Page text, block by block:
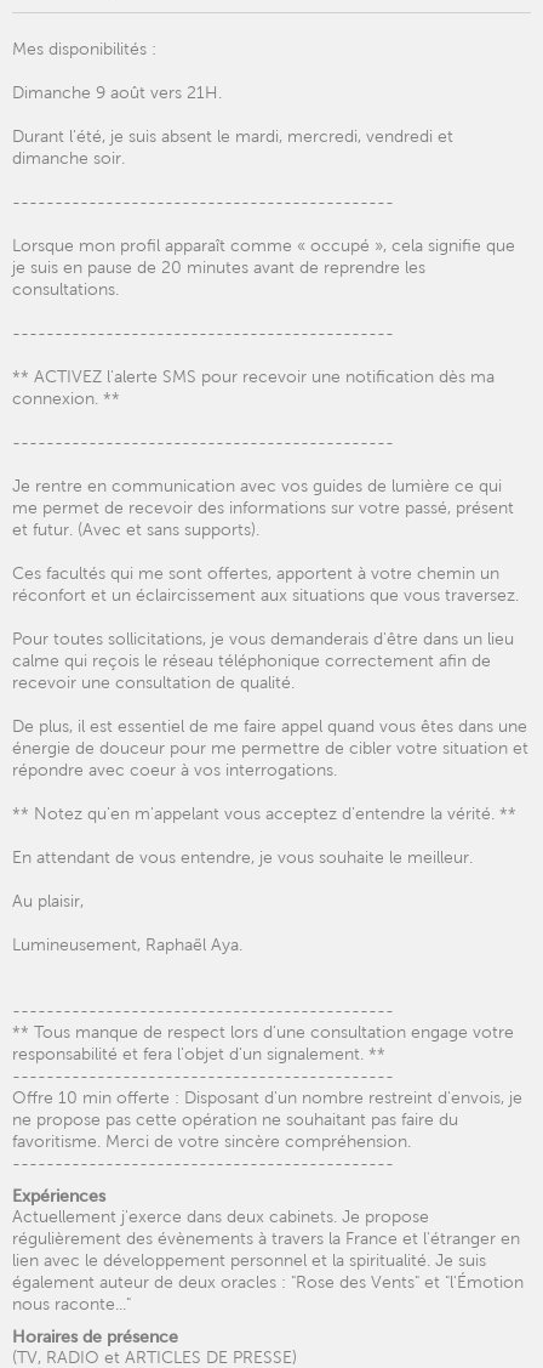
Mes disponibilités :
Dimanche 9 août vers 21H.
Durant l'été, je suis absent le mardi, mercredi, vendredi et
dimanche soir.
---------------------------------------------
Lorsque mon profil apparaît comme « occupé », cela signifie que
je suis en pause de 20 minutes avant de reprendre les
consultations.
---------------------------------------------
** ACTIVEZ l'alerte SMS pour recevoir une notification dès ma
connexion. **
---------------------------------------------
Je rentre en communication avec vos guides de lumière ce qui
me permet de recevoir des informations sur votre passé, présent
et futur. (Avec et sans supports).
Ces facultés qui me sont offertes, apportent à votre chemin un
réconfort et un éclaircissement aux situations que vous traversez.
Pour toutes sollicitations, je vous demanderais d'être dans un lieu
calme qui reçois le réseau téléphonique correctement afin de
recevoir une consultation de qualité.
De plus, il est essentiel de me faire appel quand vous êtes dans une
énergie de douceur pour me permettre de cibler votre situation et
répondre avec coeur à vos interrogations.
** Notez qu'en m'appelant vous acceptez d'entendre la vérité. **
En attendant de vous entendre, je vous souhaite le meilleur.
Au plaisir,
Lumineusement, Raphaël Aya.
---------------------------------------------
** Tous manque de respect lors d'une consultation engage votre
responsabilité et fera l'objet d'un signalement. **
---------------------------------------------
Offre 10 min offerte : Disposant d'un nombre restreint d'envois, je
ne propose pas cette opération ne souhaitant pas faire du
favoritisme. Merci de votre sincère compréhension.
---------------------------------------------
Expériences
Actuellement j'exerce dans deux cabinets. Je propose
régulièrement des évènements à travers la France et l'étranger en
lien avec le développement personnel et la spiritualité. Je suis
également auteur de deux oracles : "Rose des Vents" et "l'Émotion
nous raconte..."
Horaires de présence
(TV, RADIO et ARTICLES DE PRESSE)